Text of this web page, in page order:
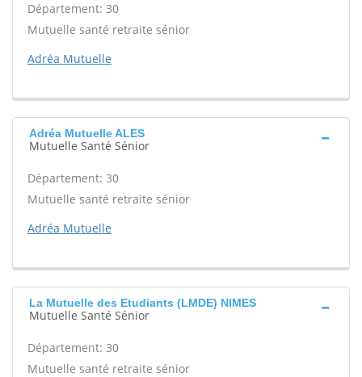
Département: 30
Mutuelle santé retraite sénior
Adréa Mutuelle
Adréa Mutuelle ALES
Mutuelle Santé Sénior
Département: 30
Mutuelle santé retraite sénior
Adréa Mutuelle
La Mutuelle des Etudiants (LMDE) NIMES
Mutuelle Santé Sénior
Département: 30
Mutuelle santé retraite sénior